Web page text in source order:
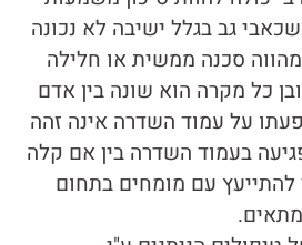
גב בגלל ישיבה לא נכונה
סכנה ממשית או חלילה
כל מקרה הוא שונה בין אדם
על עמוד השדרה אינה זהה
בעמוד השדרה בין אם קלה
עם מומחים בתחום